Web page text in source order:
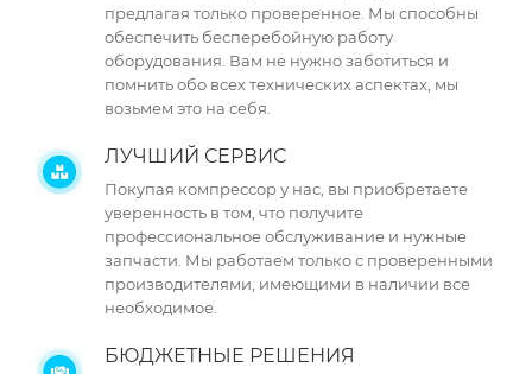
предлагая только проверенное. Мы способны
обеспечить бесперебойную работу
оборудования. Вам не нужно заботиться и
помнить обо всех технических аспектах, мы
возьмем это на себя.
ЛУЧШИЙ СЕРВИС
Покупая компрессор у нас, вы приобретаете
уверенность в том, что получите
профессиональное обслуживание и нужные
запчасти. Мы работаем только с проверенными
производителями, имеющими в наличии все
необходимое.
БЮДЖЕТНЫЕ РЕШЕНИЯ